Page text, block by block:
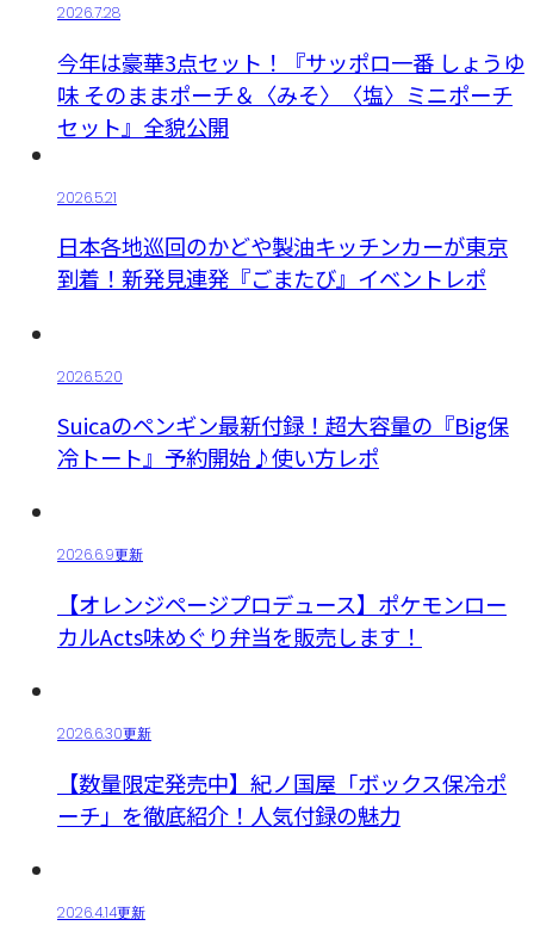
2026.7.28
今年は豪華3点セット！『サッポロ一番 しょうゆ
味 そのままポーチ＆〈みそ〉〈塩〉ミニポーチ
セット』全貌公開
2026.5.21
日本各地巡回のかどや製油キッチンカーが東京
到着！新発見連発『ごまたび』イベントレポ
2026.5.20
Suicaのペンギン最新付録！超大容量の『Big保
冷トート』予約開始♪使い方レポ
2026.6.9更新
【オレンジページプロデュース】ポケモンロー
カルActs味めぐり弁当を販売します！
2026.6.30更新
【数量限定発売中】紀ノ国屋「ボックス保冷ポ
ーチ」を徹底紹介！人気付録の魅力
2026.4.14更新